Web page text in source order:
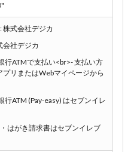
株式会社デジカ
会社デジカ
行ATMで支払い<br>- 支払い方
プリまたはWebマイページから
行ATM (Pay-easy) はセブンイレ
はがき請求書はセブンイレブ